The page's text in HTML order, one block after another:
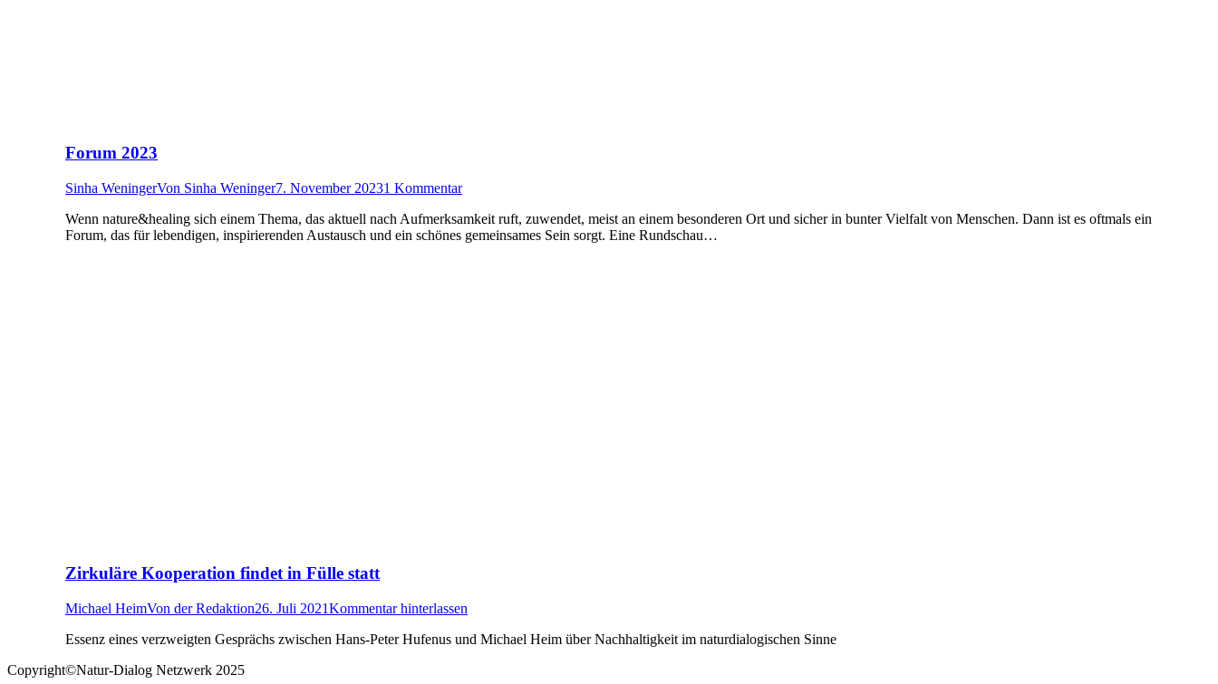
Forum 2023
Sinha WeningerVon Sinha Weninger7. November 20231 Kommentar
Wenn nature&healing sich einem Thema, das aktuell nach Aufmerksamkeit ruft, zuwendet, meist an einem besonderen Ort und sicher in bunter Vielfalt von Menschen. Dann ist es oftmals ein
Forum, das für lebendigen, inspirierenden Austausch und ein schönes gemeinsames Sein sorgt. Eine Rundschau…
Zirkuläre Kooperation findet in Fülle statt
Michael HeimVon der Redaktion26. Juli 2021Kommentar hinterlassen
Essenz eines verzweigten Gesprächs zwischen Hans-Peter Hufenus und Michael Heim über Nachhaltigkeit im naturdialogischen Sinne
Copyright©Natur-Dialog Netzwerk 2025